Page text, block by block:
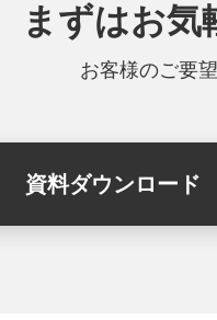
まずはお気
お客様のご要
資料ダウンロード